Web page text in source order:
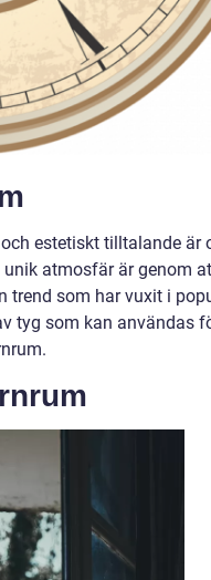
estetiskt tilltalande är
atmosfär är genom
trend som har vuxit i
tyg som kan användas